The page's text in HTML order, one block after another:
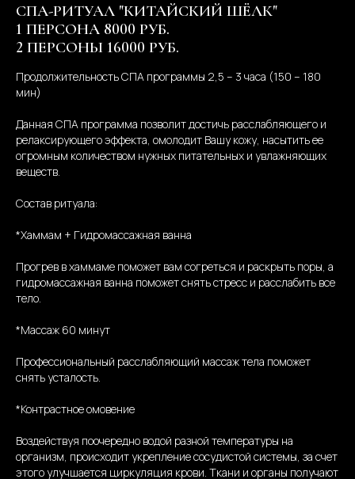
СПА-РИТУАЛ "КИТАЙСКИЙ ШЁЛК"
1 ПЕРСОНА 8000 РУБ.
2 ПЕРСОНЫ 16000 РУБ.
Продолжительность СПА программы 2,5 – 3 часа (150 – 180
мин)
Данная СПА программа позволит достичь расслабляющего и
релаксирующего эффекта, омолодит Вашу кожу, насытить ее
огромным количеством нужных питательных и увлажняющих
веществ.
Состав ритуала:
*Хаммам + Гидромассажная ванна
Прогрев в хаммаме поможет вам согреться и раскрыть поры, а
гидромассажная ванна поможет снять стресс и расслабить все
тело.
*Массаж 60 минут
Профессиональный расслабляющий массаж тела поможет
снять усталость.
*Контрастное омовение
Воздействуя поочередно водой разной температуры на
организм, происходит укрепление сосудистой системы, за счет
этого улучшается циркуляция крови. Ткани и органы получают